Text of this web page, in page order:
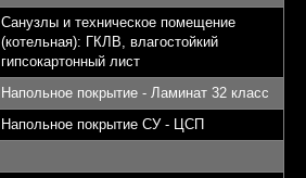
Санузлы и техническое помещение
(котельная): ГКЛВ, влагостойкий
гипсокартонный лист
Напольное покрытие - Ламинат 32 класс
Напольное покрытие СУ - ЦСП